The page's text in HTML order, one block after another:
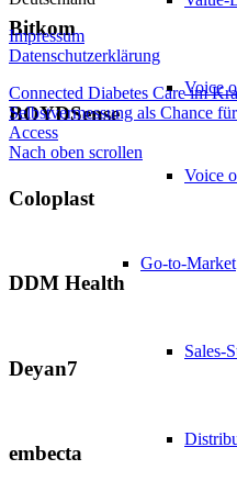
Voice
Voice
Go-to-Market
Sales-
Bitkom
BOYDSense
Coloplast
DDM Health
Deyan7
embecta
Impressum
Datenschutzerklärung
Connected Diabetes Care im
Selbstvermessung als Chance
Access
Nach oben scrollen